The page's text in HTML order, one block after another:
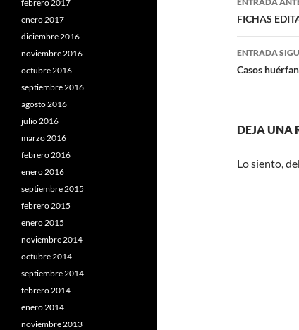
de
FICHAS
ENTRADA
Casos
DEJA UNA
Lo siento,
febrero 2017
enero 2017
diciembre 2016
noviembre 2016
octubre 2016
septiembre 2016
agosto 2016
julio 2016
marzo 2016
febrero 2016
enero 2016
septiembre 2015
febrero 2015
enero 2015
noviembre 2014
octubre 2014
septiembre 2014
febrero 2014
enero 2014
noviembre 2013